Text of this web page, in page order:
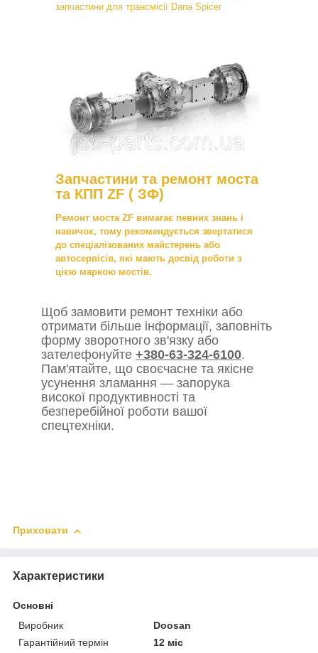
запчастини для трансмісії Dana Spicer
Запчастини та ремонт моста
та КПП ZF ( ЗФ)
Ремонт моста ZF вимагає певних знань і
навичок, тому рекомендується звертатися
до спеціалізованих майстерень або
автосервісів, які мають досвід роботи з
цією маркою мостів.
Щоб замовити ремонт техніки або
отримати більше інформації, заповніть
форму зворотного зв'язку або
зателефонуйте +380-63-324-6100.
Пам'ятайте, що своєчасне та якісне
усунення зламання — запорука
високої продуктивності та
безперебійної роботи вашої
спецтехніки.
Приховати
Характеристики
Основні
Виробник
Doosan
Гарантійний термін
12 міс